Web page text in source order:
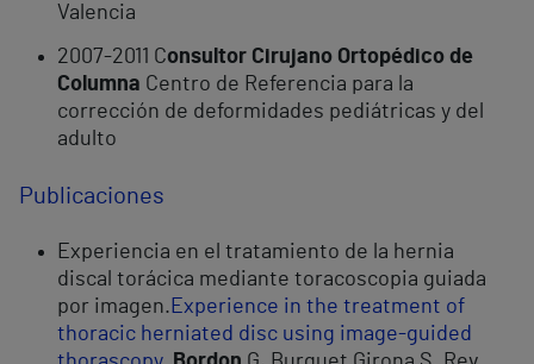
Valencia
2007-2011 Consultor Cirujano Ortopédico de
Columna Centro de Referencia para la
corrección de deformidades pediátricas y del
adulto
Publicaciones
Experiencia en el tratamiento de la hernia
discal torácica mediante toracoscopia guiada
por imagen. Experience in the treatment of
thoracic herniated disc using image-guided